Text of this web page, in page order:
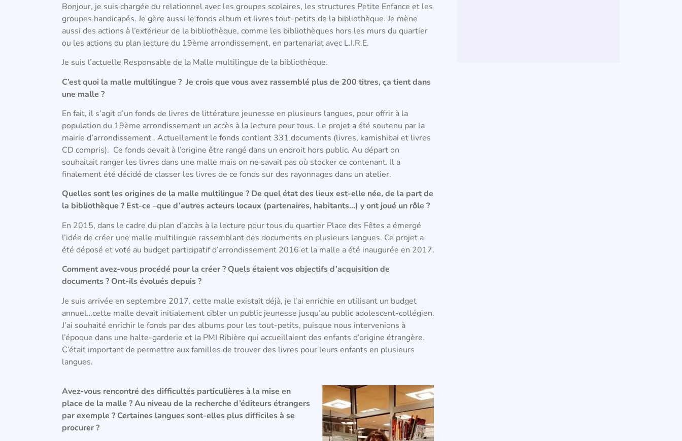
Bonjour, je suis chargée du relationnel avec les groupes scolaires, les structures Petite Enfance et les
groupes handicapés. Je gère aussi le fonds album et livres tout-petits de la bibliothèque. Je mène
aussi des actions à l’extérieur de la bibliothèque, comme les bibliothèques hors les murs du quartier
ou les actions du plan lecture du 19ème arrondissement, en partenariat avec L.I.R.E.
Je suis l’actuelle Responsable de la Malle multilingue de la bibliothèque.
C’est quoi la malle multilingue ? Je crois que vous avez rassemblé plus de 200 titres, ça tient dans
une malle ?
En fait, il s’agit d’un fonds de livres de littérature jeunesse en plusieurs langues, pour offrir à la
population du 19ème arrondissement un accès à la lecture pour tous. Le projet a été soutenu par la
mairie d’arrondissement . Actuellement le fonds contient 331 documents (livres, kamishibai et livres
CD compris). Ce fonds devait à l’origine être rangé dans un endroit hors public. Au départ on
souhaitait ranger les livres dans une malle mais on ne savait pas où stocker ce contenant. Il a
finalement été décidé de classer les livres de ce fonds sur des rayonnages dans un atelier.
Quelles sont les origines de la malle multilingue ? De quel état des lieux est-elle née, de la part de
la bibliothèque ? Est-ce –que d’autres acteurs locaux (partenaires, habitants…) y ont joué un rôle ?
En 2015, dans le cadre du plan d’accès à la lecture pour tous du quartier Place des Fêtes a émergé
l’idée de créer une malle multilingue rassemblant des documents en plusieurs langues. Ce projet a
été déposé et voté au budget participatif d’arrondissement 2016 et la malle a été inaugurée en 2017.
Comment avez-vous procédé pour la créer ? Quels étaient vos objectifs d’acquisition de
documents ? Ont-ils évolués depuis ?
Je suis arrivée en septembre 2017, cette malle existait déjà, je l’ai enrichie en utilisant un budget
annuel…cette malle devait initialement cibler un public jeunesse jusqu’au public adolescent-collégien.
J’ai souhaité enrichir le fonds par des albums pour les tout-petits, puisque nous intervenions à
l’époque dans une halte-garderie et la PMI Ribière qui accueillaient des enfants d’origine étrangère.
C’était important de permettre aux familles de trouver des livres pour leurs enfants en plusieurs
langues.
Avez-vous rencontré des difficultés particulières à la mise en
place de la malle ? Au niveau de la recherche d’éditeurs étrangers
par exemple ? Certaines langues sont-elles plus difficiles à se
procurer ?